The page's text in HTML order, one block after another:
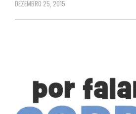
DEZEMBRO 25, 2015